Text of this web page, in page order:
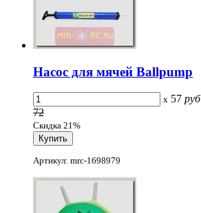
Насос для мячей Ballpump
x 57 руб
72
Скидка 21%
Артикул: mrc-1698979